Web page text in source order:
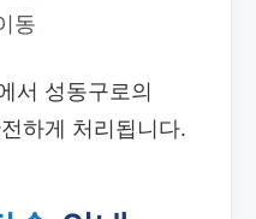
동
서 성동구로의
하게 처리됩니다.